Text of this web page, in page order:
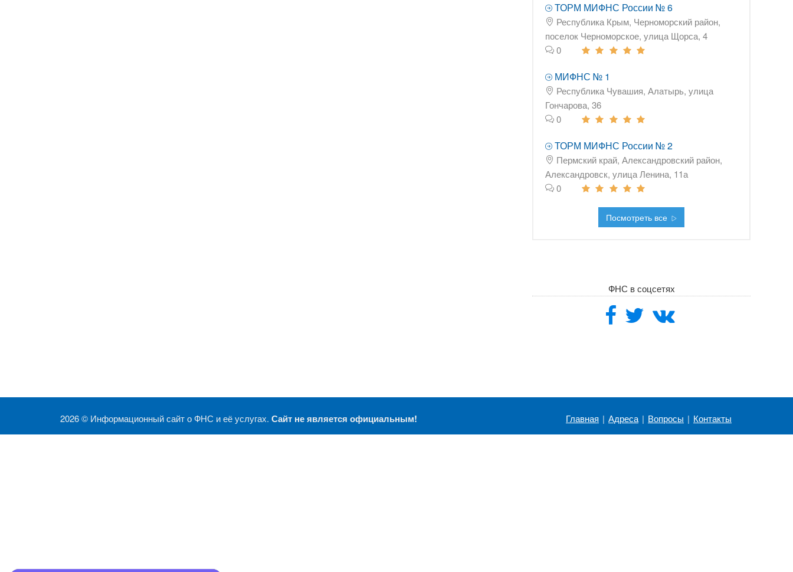
ТОРМ МИФНС России № 6
Республика Крым, Черноморский район,
поселок Черноморское, улица Щорса, 4
0
МИФНС № 1
Республика Чувашия, Алатырь, улица
Гончарова, 36
0
ТОРМ МИФНС России № 2
Пермский край, Александровский район,
Александровск, улица Ленина, 11а
0
Посмотреть все
ФНС в соцсетях
2026 © Информационный сайт о ФНС и её услугах. Сайт не является официальным! Главная | Адреса | Вопросы | Контакты